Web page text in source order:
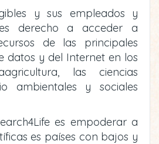
y sus empleados y
derecho a acceder a
de las principales
datos y del Internet en los
las ciencias
ambientales y sociales
es empoderar a
es países con bajos y